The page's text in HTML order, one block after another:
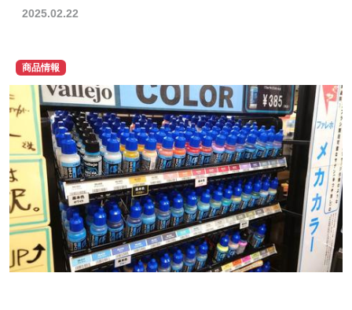
2025.02.22
商品情報